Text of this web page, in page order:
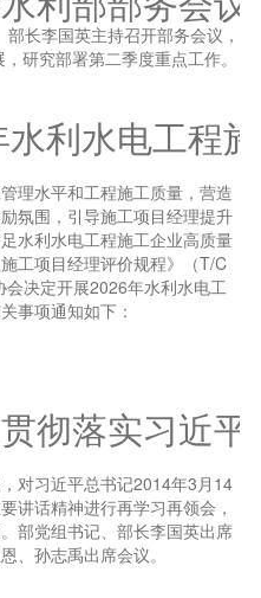
长李国英主持召开部务会议，
研究部署第二季度重点工作。
利水电工程
理水平和工程施工质量，营造
氛围，引导施工项目经理提升
水利水电工程施工企业高质量
工项目经理评价规程》（T/C
决定开展2026年水利水电工
事项通知如下：
彻落实习近
对习近平总书记2014年3月14
讲话精神进行再学习再领会，
部党组书记、部长李国英出席
、孙志禹出席会议。